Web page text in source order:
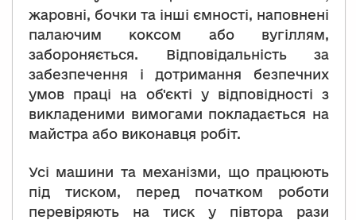
жаровні, бочки та інші ємності, наповнені
палаючим коксом або вугіллям,
забороняється. Відповідальність за
забезпечення і дотримання безпечних
умов праці на об'єкті у відповідності з
викладеними вимогами покладається на
майстра або виконавця робіт.
Усі машини та механізми, що працюють
під тиском, перед початком роботи
перевіряють на тиск у півтора рази